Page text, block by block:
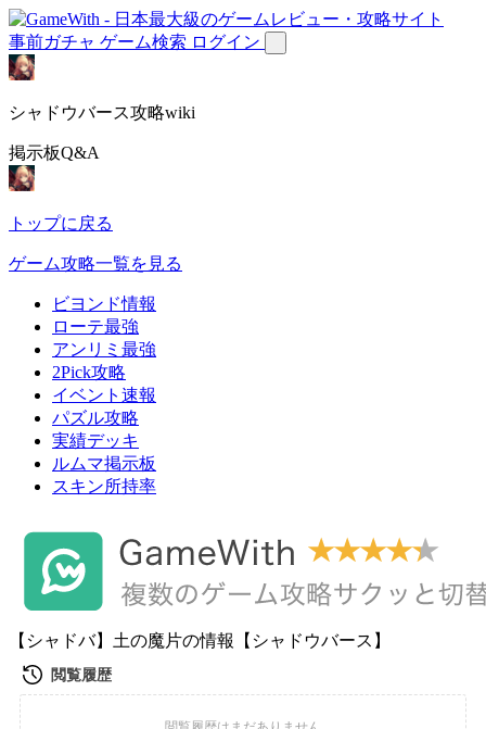
事前ガチャ ゲーム検索 ログイン
シャドウバース攻略wiki
掲示板Q&A
トップに戻る
ゲーム攻略一覧を見る
ビヨンド情報
ローテ最強
アンリミ最強
2Pick攻略
イベント速報
パズル攻略
実績デッキ
ルムマ掲示板
スキン所持率
【シャドバ】土の魔片の情報【シャドウバース】